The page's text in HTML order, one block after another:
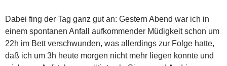
Dabei fing der Tag ganz gut an: Gestern Abend war ich in
einem spontanen Anfall aufkommender Müdigkeit schon um
22h im Bett verschwunden, was allerdings zur Folge hatte,
daß ich um 3h heute morgen nicht mehr liegen konnte und